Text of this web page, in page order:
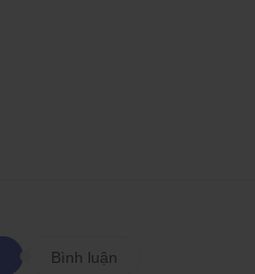
Bình luận
Các Loại Đèn LED Dây Và